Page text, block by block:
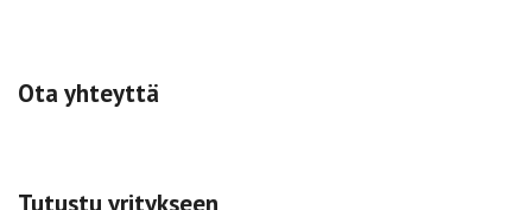
Ota yhteyttä
Tutustu yritykseen